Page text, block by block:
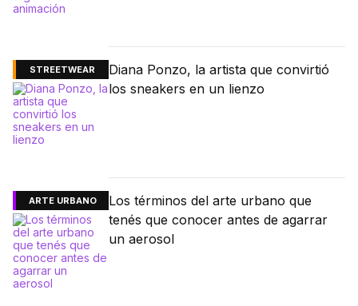
STREETWEAR
Diana Ponzo, la artista que convirtió
los sneakers en un lienzo
ARTE URBANO
Los términos del arte urbano que
tenés que conocer antes de agarrar
un aerosol